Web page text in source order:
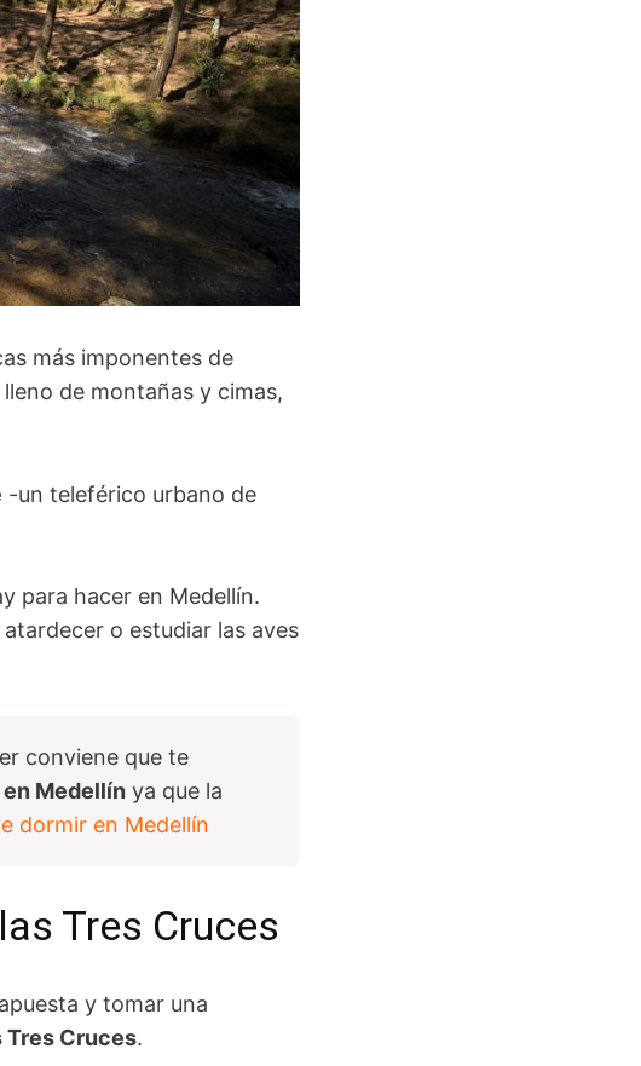
más imponentes de
de montañas y cimas,
-un teleférico urbano de
para hacer en Medellín.
o estudiar las aves
conviene que te
Medellín ya que la
dormir en Medellín
Tres Cruces
y tomar una
Tres Cruces.